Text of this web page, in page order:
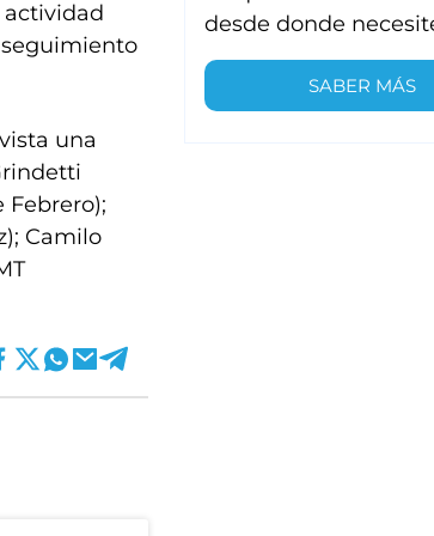
una
Febrero);
Camilo
desde donde
SABER MÁS